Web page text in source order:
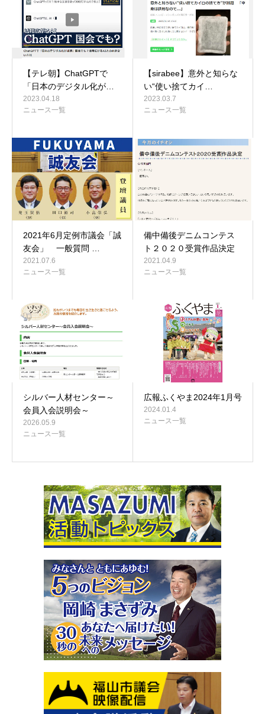
【テレ朝】ChatGPTで
「日本のデジタル化が…
2023.04.18
ニュース一覧
【sirabee】意外と知らな
い“使い捨てカイ…
2023.03.7
ニュース一覧
2021年6月定例市議会「誠
友会」 一般質問 …
2021.07.6
ニュース一覧
備中備後デニムコンテス
ト２０２０受賞作品決定
2021.04.9
ニュース一覧
シルバー人材センター～
会員入会説明会～
2026.05.9
ニュース一覧
広報ふくやま2024年1月号
2024.01.4
ニュース一覧